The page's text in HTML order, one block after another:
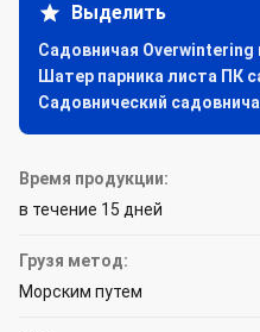
Выделить
Садовничая Overwintering
Шатер парника листа ПК
Садовнический
Время продукции:
в течение 15 дней
Грузя метод:
Морским путем